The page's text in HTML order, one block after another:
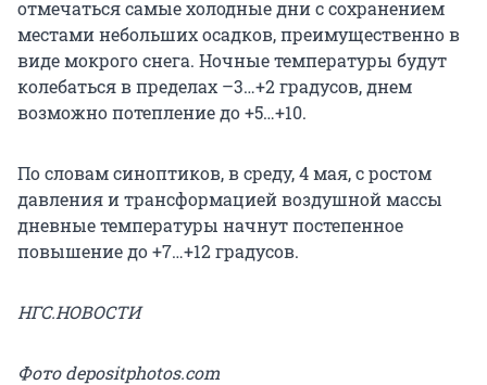
отмечаться самые холодные дни с сохранением
местами небольших осадков, преимущественно в
виде мокрого снега. Ночные температуры будут
колебаться в пределах –3…+2 градусов, днем
возможно потепление до +5…+10.
По словам синоптиков, в среду, 4 мая, с ростом
давления и трансформацией воздушной массы
дневные температуры начнут постепенное
повышение до +7…+12 градусов.
НГС.НОВОСТИ
Фото depositphotos.com